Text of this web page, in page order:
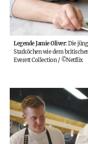
Legende Jamie Oliver: Die
Starköchen wie dem
Everett Collection / ©Netflix